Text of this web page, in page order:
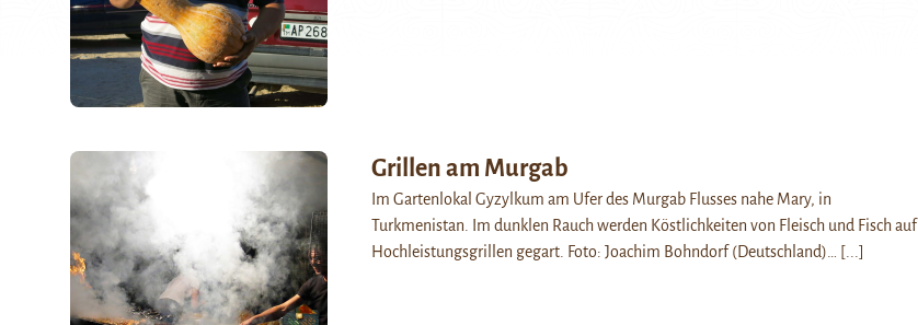
Grillen am Murgab
Im Gartenlokal Gyzylkum am Ufer des Murgab Flusses nahe Mary, in
Turkmenistan. Im dunklen Rauch werden Köstlichkeiten von Fleisch und Fisch auf
Hochleistungsgrillen gegart. Foto: Joachim Bohndorf (Deutschland)…
[...]